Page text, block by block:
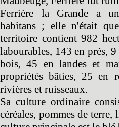
Ferrière la Grande a
habitans ; elle n'était
territoire contient 982
labourables, 143 en prés,
bois, 45 en landes et
propriétés bâties, 25 en
rivières et ruisseaux.
Sa culture ordinaire
céréales, pommes de terre,